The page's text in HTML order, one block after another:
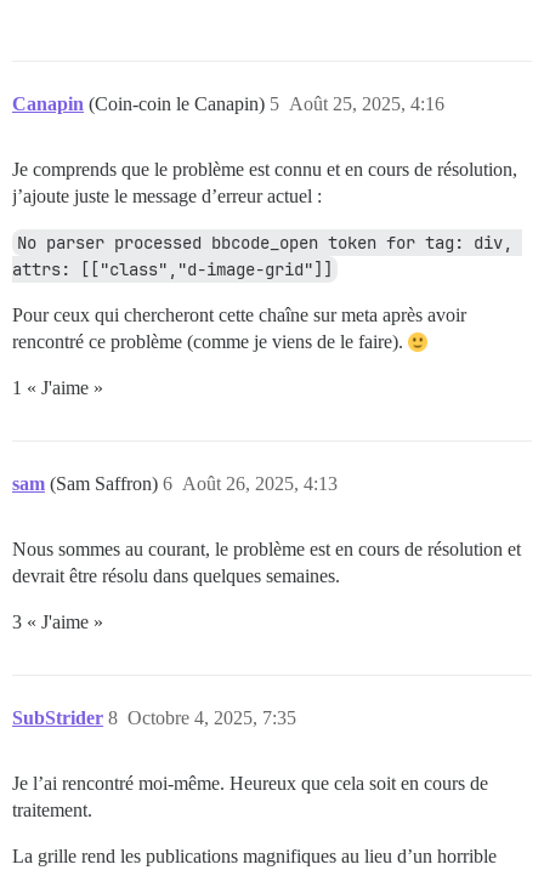
Canapin (Coin-coin le Canapin) Août 25, 2025, 4:16
5
Je comprends que le problème est connu et en cours de résolution,
j’ajoute juste le message d’erreur actuel :
No parser processed bbcode_open token for tag: div,
attrs: [["class","d-image-grid"]]
Pour ceux qui chercheront cette chaîne sur meta après avoir
rencontré ce problème (comme je viens de le faire).
1 « J'aime »
sam (Sam Saffron) Août 26, 2025, 4:13
6
Nous sommes au courant, le problème est en cours de résolution et
devrait être résolu dans quelques semaines.
3 « J'aime »
SubStrider Octobre 4, 2025, 7:35
8
Je l’ai rencontré moi-même. Heureux que cela soit en cours de
traitement.
La grille rend les publications magnifiques au lieu d’un horrible